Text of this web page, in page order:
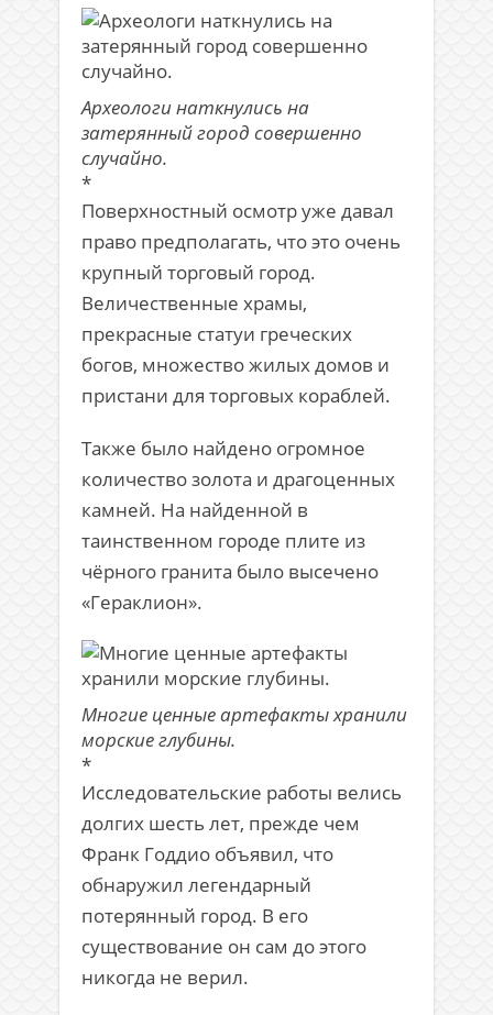
Археологи наткнулись на
затерянный город совершенно
случайно.
*
Поверхностный осмотр уже давал
право предполагать, что это очень
крупный торговый город.
Величественные храмы,
прекрасные статуи греческих
богов, множество жилых домов и
пристани для торговых кораблей.
Также было найдено огромное
количество золота и драгоценных
камней. На найденной в
таинственном городе плите из
чёрного гранита было высечено
«Гераклион».
Многие ценные артефакты хранили
морские глубины.
*
Исследовательские работы велись
долгих шесть лет, прежде чем
Франк Годдио объявил, что
обнаружил легендарный
потерянный город. В его
существование он сам до этого
никогда не верил.